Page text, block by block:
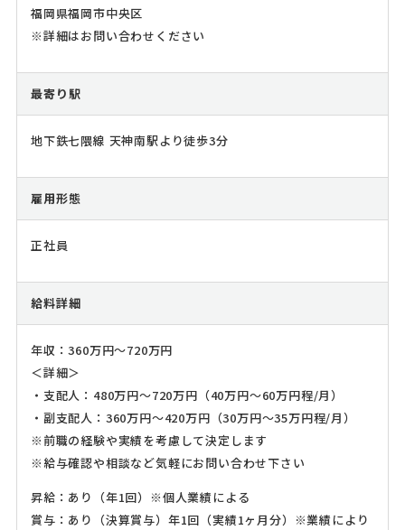
福岡県福岡市中央区
※詳細はお問い合わせください
最寄り駅
地下鉄七隈線 天神南駅より徒歩3分
雇用形態
正社員
給料詳細
年収：360万円～720万円
＜詳細＞
・支配人：480万円～720万円（40万円～60万円程/月）
・副支配人：360万円～420万円（30万円～35万円程/月）
※前職の経験や実績を考慮して決定します
※給与確認や相談など気軽にお問い合わせ下さい
昇給：あり（年1回）※個人業績による
賞与：あり（決算賞与）年1回（実績1ヶ月分）※業績により